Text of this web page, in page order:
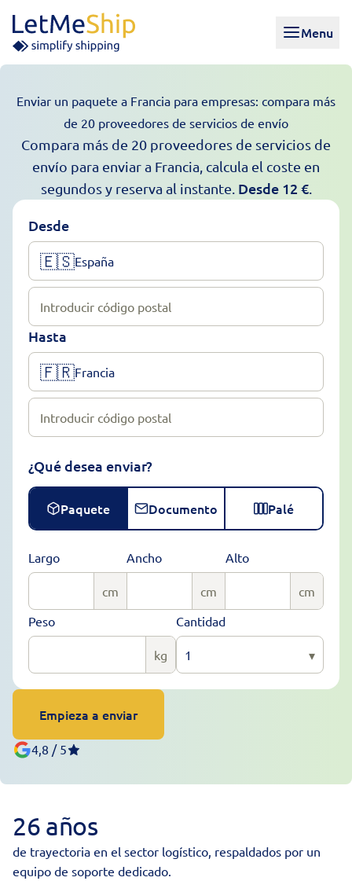
Menu
Enviar un paquete a Francia para empresas: compara más
de 20 proveedores de servicios de envío
Compara más de 20 proveedores de servicios de
envío para enviar a Francia, calcula el coste en
segundos y reserva al instante. Desde 12 €.
Desde
🇪🇸España
Introducir código postal
Hasta
🇫🇷Francia
Introducir código postal
¿Qué desea enviar?
Paquete Documento Palé
Largo Ancho Alto
cm cm
cm
Peso
kg
Cantidad
1 ▾
Empieza a enviar
4,8 / 5
26 años
de trayectoria en el sector logístico, respaldados por un
equipo de soporte dedicado.